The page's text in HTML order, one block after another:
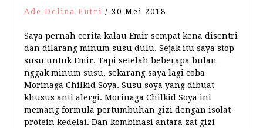
Ade Delina Putri / 30 Mei 2018
Saya pernah cerita kalau Emir sempat kena disentri
dan dilarang minum susu dulu. Sejak itu saya stop
susu untuk Emir. Tapi setelah beberapa bulan
nggak minum susu, sekarang saya lagi coba
Morinaga Chilkid Soya. Susu soya yang dibuat
khusus anti alergi. Morinaga Chilkid Soya ini
memang formula pertumbuhan gizi dengan isolat
protein kedelai. Dan kombinasi antara zat gizi